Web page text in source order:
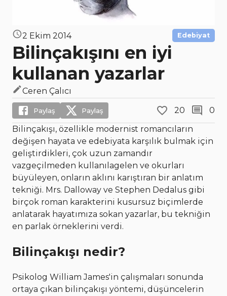
2 Ekim 2014 Edebiyat
Bilinçakışını en iyi
kullanan yazarlar
Ceren Çalıcı
Paylaş Paylaş 20
0
Bilinçakışı, özellikle modernist romancıların
değişen hayata ve edebiyata karşılık bulmak için
geliştirdikleri, çok uzun zamandır
vazgeçilmeden kullanılagelen ve okurları
büyüleyen, onların aklını karıştıran bir anlatım
tekniği. Mrs. Dalloway ve Stephen Dedalus gibi
birçok roman karakterini kusursuz biçimlerde
anlatarak hayatımıza sokan yazarlar, bu tekniğin
en parlak örneklerini verdi.
Bilinçakışı nedir?
Psikolog William James'in çalışmaları sonunda
ortaya çıkan bilinçakışı yöntemi, düşüncelerin